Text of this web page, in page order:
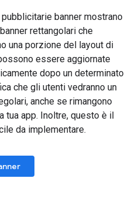
pubblicitarie banner mostrano
rettangolari che
una porzione del layout di
essere aggiornate
dopo un determinato
che gli utenti vedranno un
anche se rimangono
tua app. Inoltre, questo è il
da implementare.